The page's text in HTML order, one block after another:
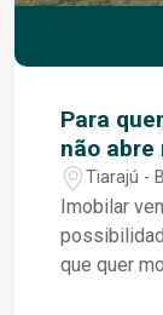
Para
não abre
campo!
Tiarajú -
Imobilar
possibilidades
que quer